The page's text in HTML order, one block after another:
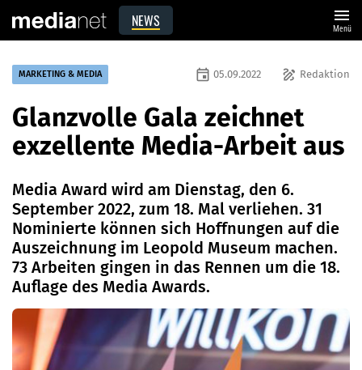
NEWS menu
Menü
MARKETING & MEDIA draw Redaktion
event 05.09.2022
Glanzvolle Gala zeichnet
exzellente Media-Arbeit aus
Media Award wird am Dienstag, den 6.
September 2022, zum 18. Mal verliehen. 31
Nominierte können sich Hoffnungen auf die
Auszeichnung im Leopold Museum machen.
73 Arbeiten gingen in das Rennen um die 18.
Auflage des Media Awards.